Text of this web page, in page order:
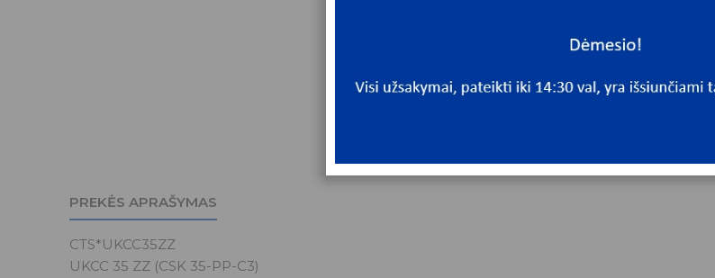
Mato vnt.
Yra sandėlyje
PREKĖS APRAŠYMAS
CTS*UKCC35ZZ
UKCC 35 ZZ (CSK 35-PP-C3)